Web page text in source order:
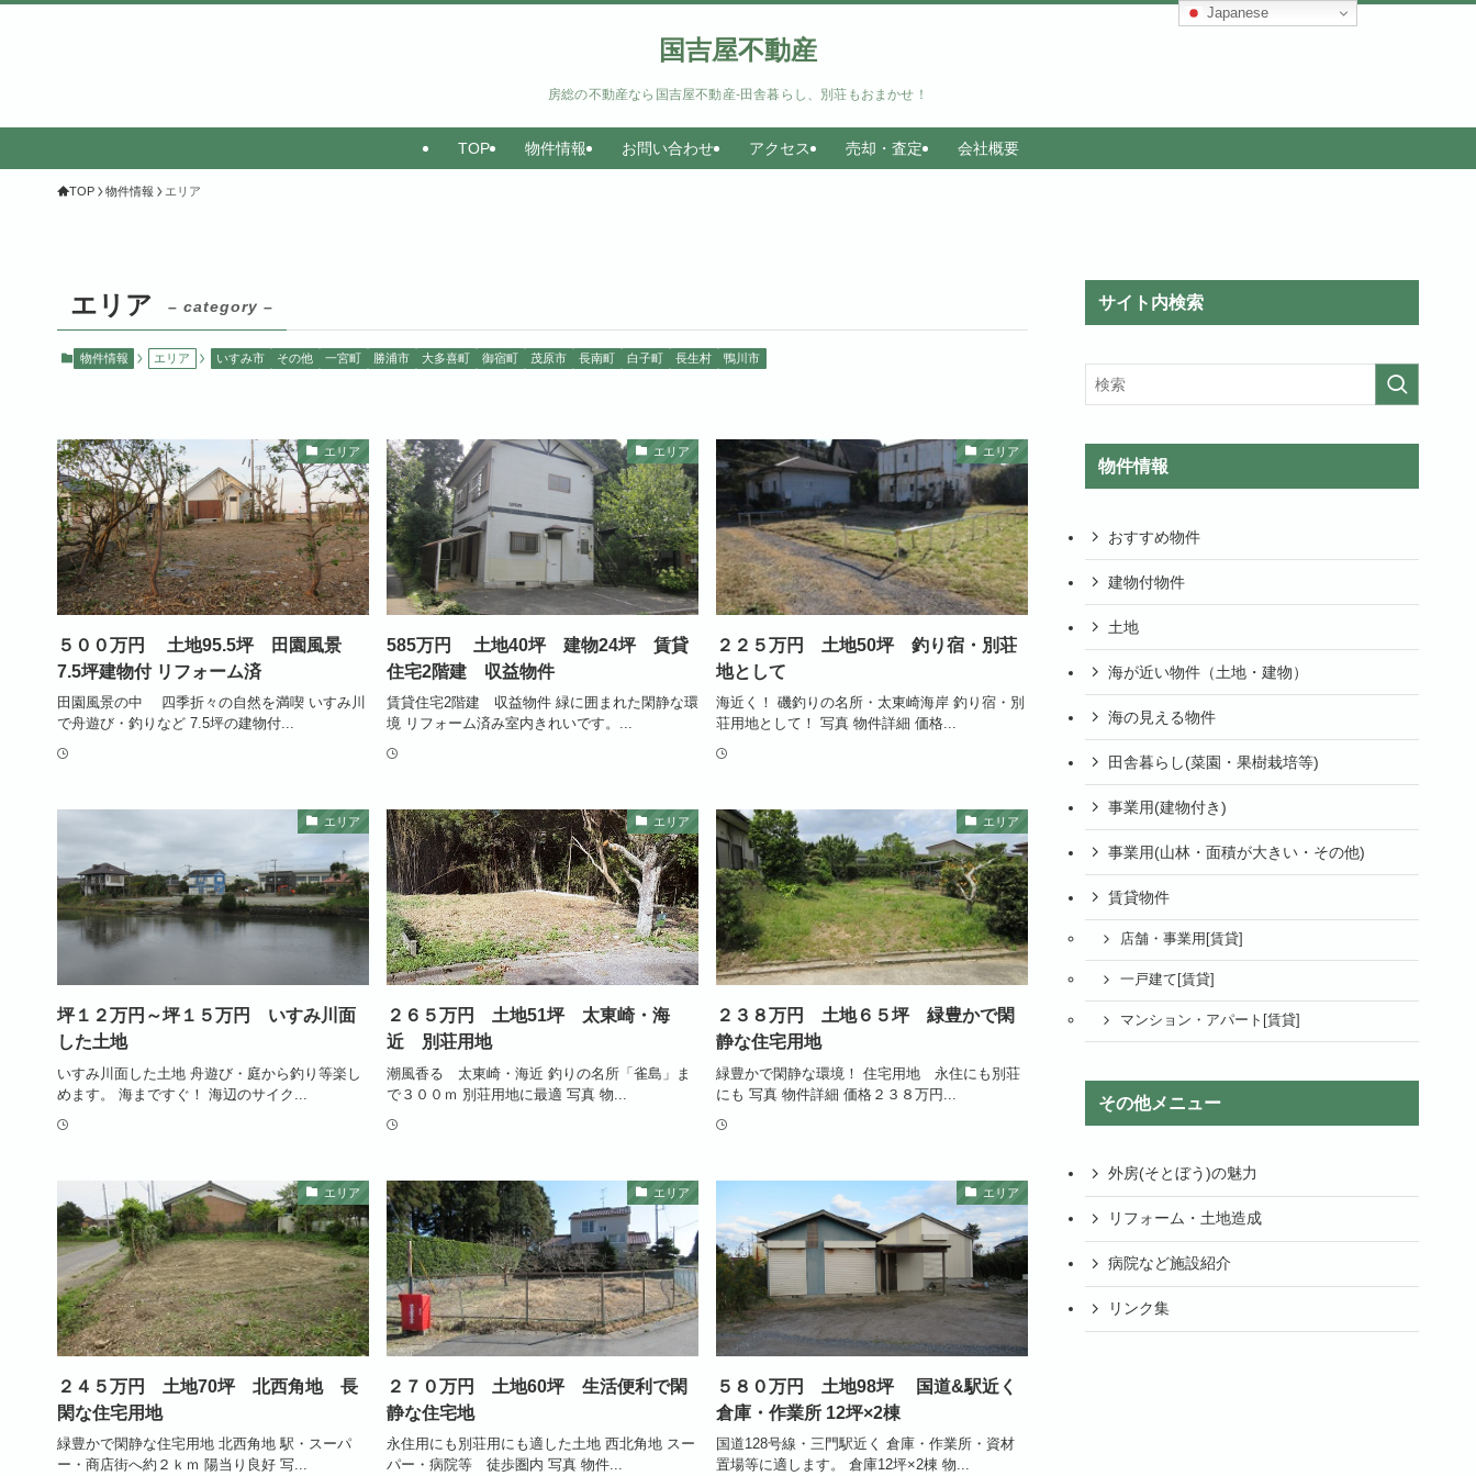
国吉屋不動産
房総の不動産なら国吉屋不動産-田舎暮らし、別荘もおまかせ！
TOP 物件情報 お問い合わせ アクセス 売却・査定 会社概要
TOP 物件情報 エリア
エリア – category –
物件情報 エリア いすみ市 その他 一宮町 勝浦市 大多喜町 御宿町 茂原市 長南町 白子町 長生村 鴨川市
エリア
５００万円 土地95.5坪 田園風景
7.5坪建物付 リフォーム済
田園風景の中 四季折々の自然を満喫 いすみ川
で舟遊び・釣りなど 7.5坪の建物付...
エリア
585万円 土地40坪 建物24坪 賃貸
住宅2階建 収益物件
賃貸住宅2階建 収益物件 緑に囲まれた閑静な環
境 リフォーム済み室内きれいです。...
エリア
２２５万円 土地50坪 釣り宿・別荘
地として
海近く！ 磯釣りの名所・太東崎海岸 釣り宿・別
荘用地として！ 写真 物件詳細 価格...
エリア
坪１２万円～坪１５万円 いすみ川面
した土地
いすみ川面した土地 舟遊び・庭から釣り等楽し
めます。 海まですぐ！ 海辺のサイク...
エリア
２６５万円 土地51坪 太東崎・海
近 別荘用地
潮風香る 太東崎・海近 釣りの名所「雀島」ま
で３００ｍ 別荘用地に最適 写真 物...
エリア
２３８万円 土地６５坪 緑豊かで閑
静な住宅用地
緑豊かで閑静な環境！ 住宅用地 永住にも別荘
にも 写真 物件詳細 価格２３８万円...
エリア
２４５万円 土地70坪 北西角地 長
閑な住宅用地
緑豊かで閑静な住宅用地 北西角地 駅・スーパ
ー・商店街へ約２ｋｍ 陽当り良好 写...
エリア
２７０万円 土地60坪 生活便利で閑
静な住宅地
永住用にも別荘用にも適した土地 西北角地 スー
パー・病院等 徒歩圏内 写真 物件...
エリア
５８０万円 土地98坪 国道&駅近く
倉庫・作業所 12坪×2棟
国道128号線・三門駅近く 倉庫・作業所・資材
置場等に適します。 倉庫12坪×2棟 物...
サイト内検索
物件情報
おすすめ物件
建物付物件
土地
海が近い物件（土地・建物）
海の見える物件
田舎暮らし(菜園・果樹栽培等)
事業用(建物付き)
事業用(山林・面積が大きい・その他)
賃貸物件
店舗・事業用[賃貸]
一戸建て[賃貸]
マンション・アパート[賃貸]
その他メニュー
外房(そとぼう)の魅力
リフォーム・土地造成
病院など施設紹介
リンク集
Japanese